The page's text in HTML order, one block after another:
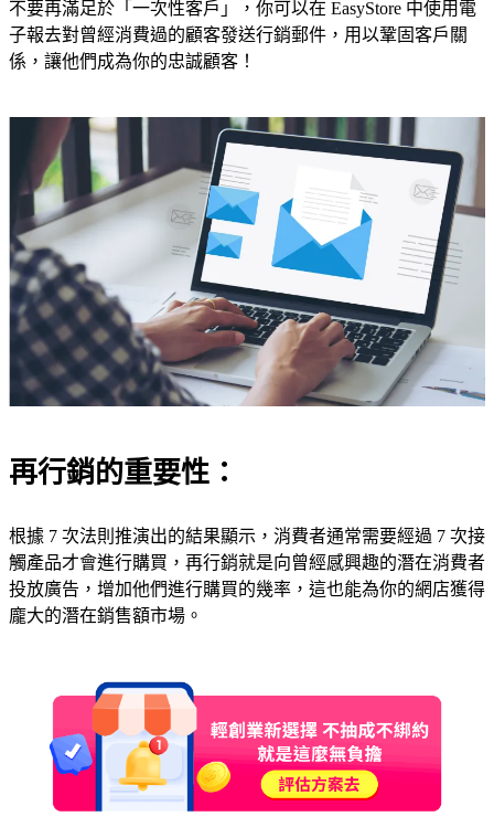
不要再滿足於「一次性客戶」，你可以在 EasyStore 中使用電
子報去對曾經消費過的顧客發送行銷郵件，用以鞏固客戶關
係，讓他們成為你的忠誠顧客！
再行銷的重要性：
根據 7 次法則推演出的結果顯示，消費者通常需要經過 7 次接
觸產品才會進行購買，再行銷就是向曾經感興趣的潛在消費者
投放廣告，增加他們進行購買的幾率，這也能為你的網店獲得
龐大的潛在銷售額市場。